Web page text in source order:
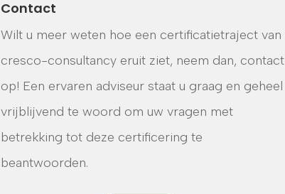
Contact
Wilt u meer weten hoe een certificatietraject van
cresco-consultancy eruit ziet, neem dan, contact
op! Een ervaren adviseur staat u graag en geheel
vrijblijvend te woord om uw vragen met
betrekking tot deze certificering te
beantwoorden.